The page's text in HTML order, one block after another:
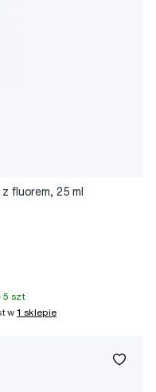
fluorem, 25 ml
5 szt
w1 sklepie